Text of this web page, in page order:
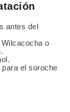
antes del
o
el soroche